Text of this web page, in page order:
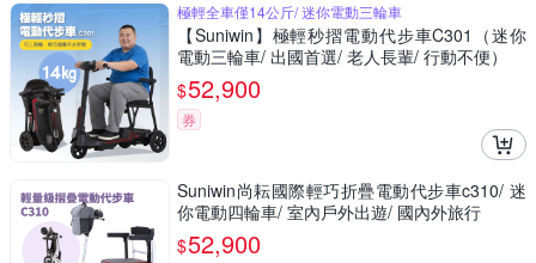
極輕全車僅14公斤/ 迷你電動三輪車
【Suniwin】極輕秒摺電動代步車C301（迷你
電動三輪車/ 出國首選/ 老人長輩/ 行動不便）
$52,900
券
Suniwin尚耘國際輕巧折疊電動代步車c310/ 迷
你電動四輪車/ 室內戶外出遊/ 國內外旅行
$52,900